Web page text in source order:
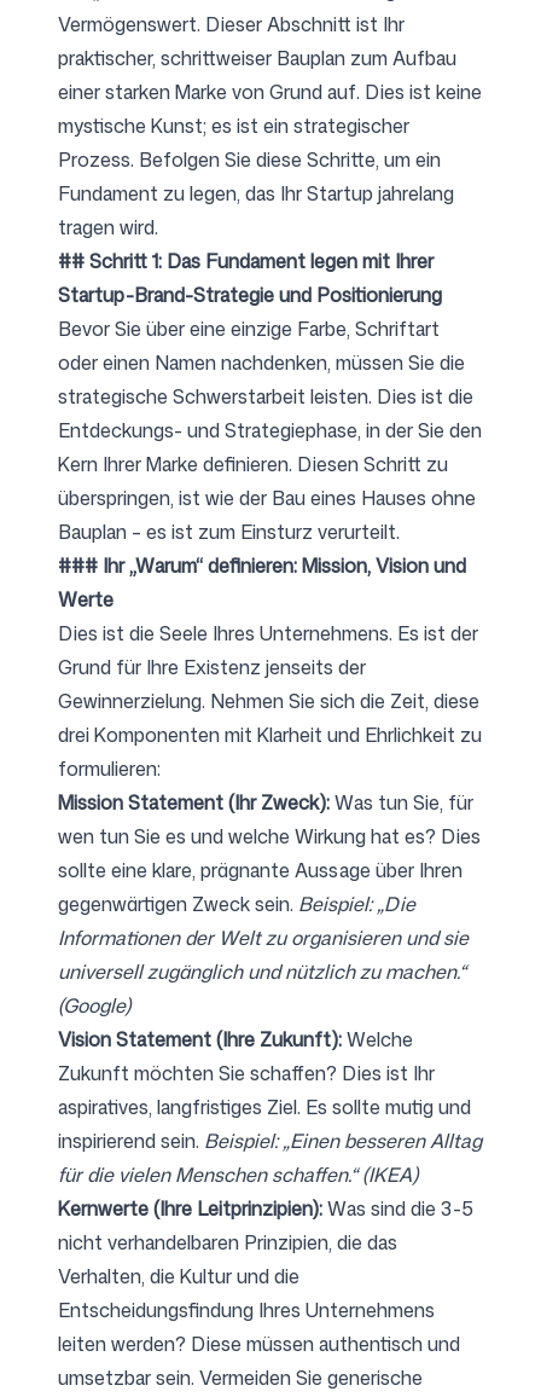
Vermögenswert. Dieser Abschnitt ist Ihr
praktischer, schrittweiser Bauplan zum Aufbau
einer starken Marke von Grund auf. Dies ist keine
mystische Kunst; es ist ein strategischer
Prozess. Befolgen Sie diese Schritte, um ein
Fundament zu legen, das Ihr Startup jahrelang
tragen wird.
## Schritt 1: Das Fundament legen mit Ihrer
Startup-Brand-Strategie und Positionierung
Bevor Sie über eine einzige Farbe, Schriftart
oder einen Namen nachdenken, müssen Sie die
strategische Schwerstarbeit leisten. Dies ist die
Entdeckungs- und Strategiephase, in der Sie den
Kern Ihrer Marke definieren. Diesen Schritt zu
überspringen, ist wie der Bau eines Hauses ohne
Bauplan – es ist zum Einsturz verurteilt.
### Ihr „Warum“ definieren: Mission, Vision und
Werte
Dies ist die Seele Ihres Unternehmens. Es ist der
Grund für Ihre Existenz jenseits der
Gewinnerzielung. Nehmen Sie sich die Zeit, diese
drei Komponenten mit Klarheit und Ehrlichkeit zu
formulieren:
Mission Statement (Ihr Zweck):Was tun Sie, für
wen tun Sie es und welche Wirkung hat es? Dies
sollte eine klare, prägnante Aussage über Ihren
gegenwärtigen Zweck sein. Beispiel: „Die
Informationen der Welt zu organisieren und sie
universell zugänglich und nützlich zu machen.“
(Google)
Vision Statement (Ihre Zukunft):Welche
Zukunft möchten Sie schaffen? Dies ist Ihr
aspiratives, langfristiges Ziel. Es sollte mutig und
inspirierend sein. Beispiel: „Einen besseren Alltag
für die vielen Menschen schaffen.“ (IKEA)
Kernwerte (Ihre Leitprinzipien):Was sind die 3-5
nicht verhandelbaren Prinzipien, die das
Verhalten, die Kultur und die
Entscheidungsfindung Ihres Unternehmens
leiten werden? Diese müssen authentisch und
umsetzbar sein. Vermeiden Sie generische